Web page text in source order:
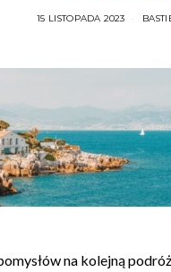
15 LISTOPADA 2023
na kolejną